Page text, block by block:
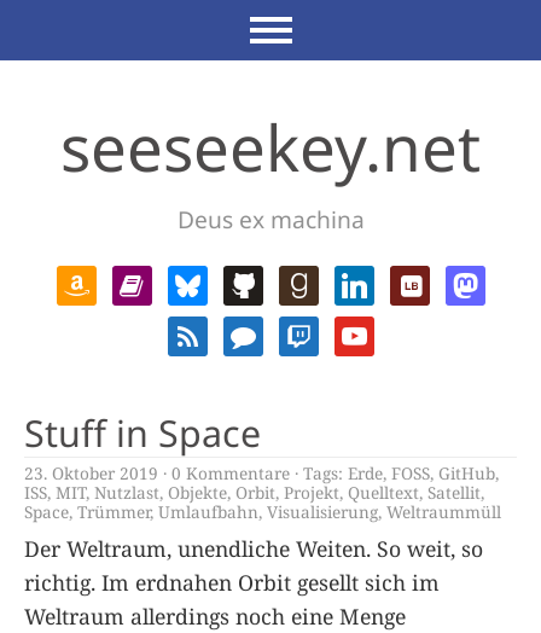
seeseekey.net
Deus ex machina
Stuff in Space
23. Oktober 2019 0 Kommentare Tags: Erde, FOSS, GitHub,
ISS, MIT, Nutzlast, Objekte, Orbit, Projekt, Quelltext, Satellit,
Space, Trümmer, Umlaufbahn, Visualisierung, Weltraummüll
Der Weltraum, unendliche Weiten. So weit, so
richtig. Im erdnahen Orbit gesellt sich im
Weltraum allerdings noch eine Menge